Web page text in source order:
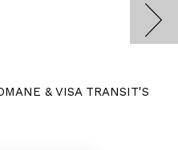
& VISA TRANSIT'S